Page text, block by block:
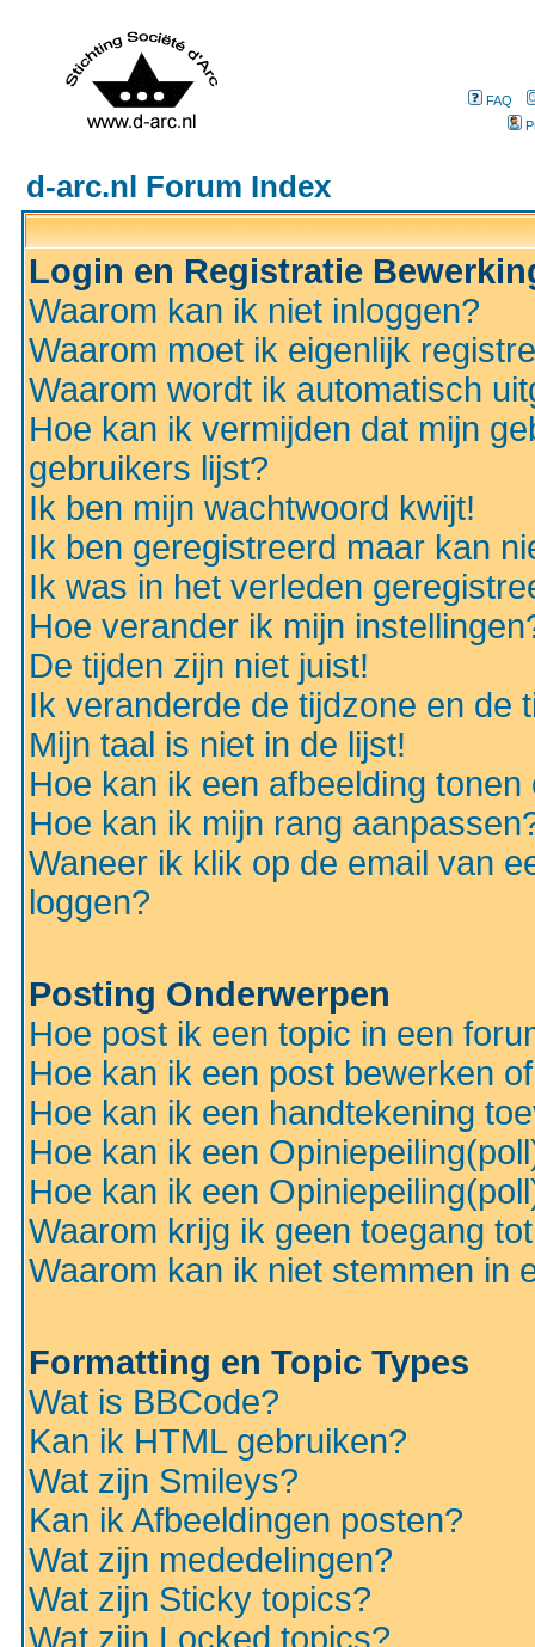
FAQ
d-arc.nl Forum Index
Login en Registratie
Waarom kan ik niet inloggen?
Waarom moet ik eigenlijk
Waarom wordt ik automatisch
Hoe kan ik vermijden dat mijn
gebruikers lijst?
Ik ben mijn wachtwoord kwijt!
Ik ben geregistreerd maar kan
Ik was in het verleden
Hoe verander ik mijn
De tijden zijn niet juist!
Ik veranderde de tijdzone en de
Mijn taal is niet in de lijst!
Hoe kan ik een afbeelding
Hoe kan ik mijn rang
Waneer ik klik op de email van
loggen?
Posting Onderwerpen
Hoe post ik een topic in een
Hoe kan ik een post bewerken
Hoe kan ik een handtekening
Hoe kan ik een
Hoe kan ik een
Waarom krijg ik geen toegang
Waarom kan ik niet stemmen in
Formatting en Topic Types
Wat is BBCode?
Kan ik HTML gebruiken?
Wat zijn Smileys?
Kan ik Afbeeldingen posten?
Wat zijn mededelingen?
Wat zijn Sticky topics?
Wat zijn Locked topics?